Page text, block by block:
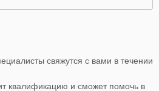
свяжутся с вами в течении
квалификацию и сможет помочь в